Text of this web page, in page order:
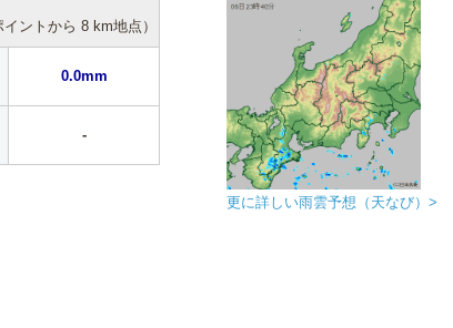
イントから 8 km地点）
0.0mm
-
更に詳しい雨雲予想（天なび）>